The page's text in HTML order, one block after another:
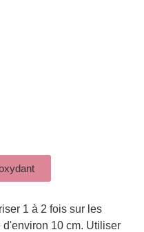
1 à 2 fois sur les
10 cm. Utiliser